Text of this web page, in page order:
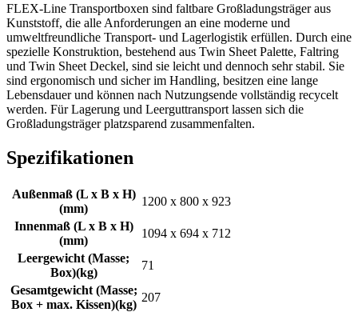
FLEX-Line Transportboxen sind faltbare Großladungsträger aus
Kunststoff, die alle Anforderungen an eine moderne und
umweltfreundliche Transport- und Lagerlogistik erfüllen. Durch eine
spezielle Konstruktion, bestehend aus Twin Sheet Palette, Faltring
und Twin Sheet Deckel, sind sie leicht und dennoch sehr stabil. Sie
sind ergonomisch und sicher im Handling, besitzen eine lange
Lebensdauer und können nach Nutzungsende vollständig recycelt
werden. Für Lagerung und Leerguttransport lassen sich die
Großladungsträger platzsparend zusammenfalten.
Spezifikationen
Außenmaß (L x B x H)
(mm)
1200 x 800 x 923
Innenmaß (L x B x H)
(mm)
1094 x 694 x 712
Leergewicht (Masse;
Box)(kg)
71
Gesamtgewicht (Masse;
Box + max. Kissen)(kg)
207